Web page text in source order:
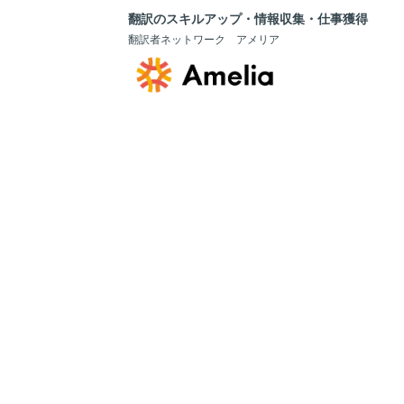
翻訳のスキルアップ・情報収集・仕事獲得
翻訳者ネットワーク アメリア